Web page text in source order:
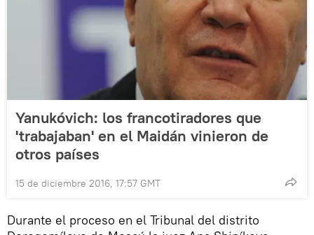
Yanukóvich: los francotiradores que
'trabajaban' en el Maidán vinieron de
otros países
15 de diciembre 2016, 17:57 GMT
Durante el proceso en el Tribunal del distrito